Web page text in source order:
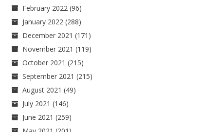
February 2022 (96)
January 2022 (288)
December 2021 (171)
November 2021 (119)
October 2021 (215)
September 2021 (215)
August 2021 (49)
July 2021 (146)
June 2021 (259)